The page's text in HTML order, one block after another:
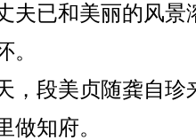
夫已和美丽的风景
，段美贞随龚自珍
做知府。